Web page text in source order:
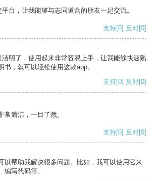
台，让我能够与志同道合的朋友一起交流。
支持[0] 反对[0]
明了，使用起来非常容易上手，让我能够快速熟
书，就可以轻松使用这款app。
支持[0] 反对[0]
常简洁，一目了然。
支持[0] 反对[0]
以帮助我解决很多问题。比如，我可以使用它来
编写代码等。